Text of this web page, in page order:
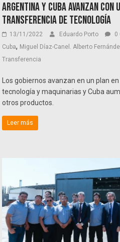
Argentina y Cuba avanzan con
transferencia de tecnología
13/11/2022 Eduardo Porto 0
Cuba, Miguel Díaz-Canel. Alberto
Transferencia
Los gobiernos avanzan en un plan
tecnología y maquinarias y Cuba
otros productos.
Leer más